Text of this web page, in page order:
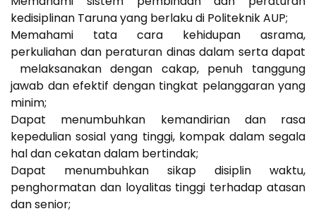
kedisiplinan Taruna yang berlaku di Politeknik AUP;
Memahami tata cara kehidupan asrama,
perkuliahan dan peraturan dinas dalam serta dapat
melaksanakan dengan cakap, penuh tanggung
jawab dan efektif dengan tingkat pelanggaran yang
minim;
Dapat menumbuhkan kemandirian dan rasa
kepedulian sosial yang tinggi, kompak dalam segala
hal dan cekatan dalam bertindak;
Dapat menumbuhkan sikap disiplin waktu,
penghormatan dan loyalitas tinggi terhadap atasan
dan senior;